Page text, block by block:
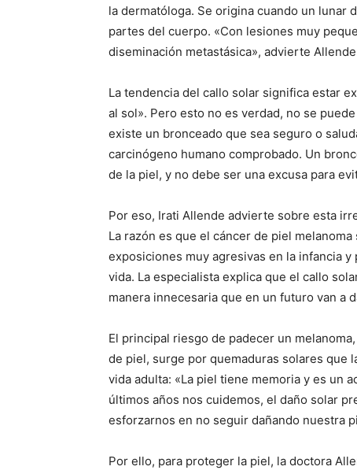
la dermatóloga. Se origina cuando un lunar
partes del cuerpo. «Con lesiones muy
diseminación metastásica», advierte
La tendencia del callo solar significa estar
al sol». Pero esto no es verdad, no se
existe un bronceado que sea seguro o
carcinógeno humano comprobado. Un
de la piel, y no debe ser una excusa para
Por eso, Irati Allende advierte sobre esta
La razón es que el cáncer de piel
exposiciones muy agresivas en la infancia
vida. La especialista explica que el callo
manera innecesaria que en un futuro van a
El principal riesgo de padecer un
de piel, surge por quemaduras solares que
vida adulta: «La piel tiene memoria y es un
últimos años nos cuidemos, el daño solar
esforzarnos en no seguir dañando nuestra
Por ello, para proteger la piel, la doctora